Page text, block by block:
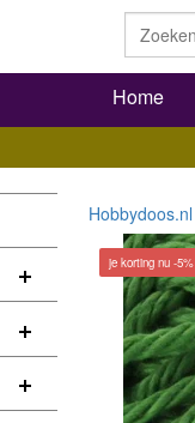
Home
Hobbydoos.nl
je korting nu -5%